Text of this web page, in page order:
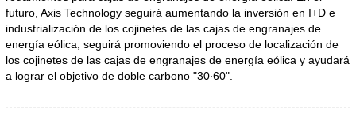
futuro, Axis Technology seguirá aumentando la inversión en I+D e
industrialización de los cojinetes de las cajas de engranajes de
energía eólica, seguirá promoviendo el proceso de localización de
los cojinetes de las cajas de engranajes de energía eólica y ayudará
a lograr el objetivo de doble carbono "30∙60".